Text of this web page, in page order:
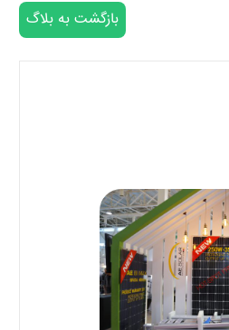
بازگشت به بلاگ